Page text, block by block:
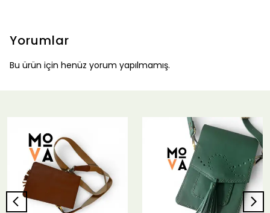
Yorumlar
Bu ürün için henüz yorum yapılmamış.